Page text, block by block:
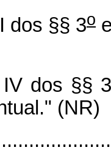
dos §§ 3o
dos §§
(NR)